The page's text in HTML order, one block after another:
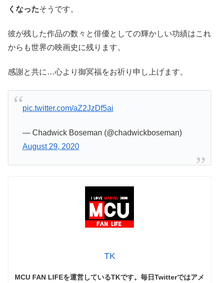
くなったそうです。
彼が残した作品の数々と俳優としての輝かしい功績はこれ
からも世界の映画史に残ります。
感謝と共に…心より御冥福をお祈り申し上げます。
pic.twitter.com/aZ2JzDf5ai
— Chadwick Boseman (@chadwickboseman)
August 29, 2020
TK
MCU FAN LIFEを運営しているTKです。毎日Twitterではアメ